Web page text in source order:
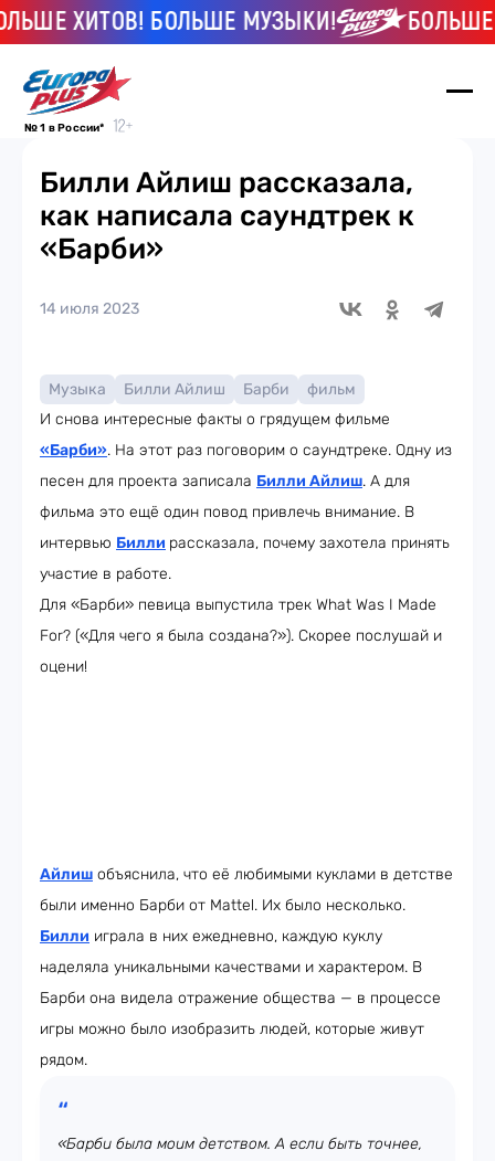
ХИТОВ! БОЛЬШЕ МУЗЫКИ! БОЛЬШЕ
№ 1 в России*
Билли Айлиш рассказала,
как написала саундтрек к
«Барби»
14 июля 2023
Музыка Билли Айлиш Барби
фильм
И снова интересные факты о грядущем фильме
«Барби». На этот раз поговорим о саундтреке. Одну из
песен для проекта записала Билли Айлиш. А для
фильма это ещё один повод привлечь внимание. В
интервью Билли рассказала, почему захотела принять
участие в работе.
Для «Барби» певица выпустила трек What Was I Made
For? («Для чего я была создана?»). Скорее послушай и
оцени!
Айлиш объяснила, что её любимыми куклами в детстве
были именно Барби от Mattel. Их было несколько.
Билли играла в них ежедневно, каждую куклу
наделяла уникальными качествами и характером. В
Барби она видела отражение общества — в процессе
игры можно было изобразить людей, которые живут
рядом.
«Барби была моим детством. А если быть точнее,